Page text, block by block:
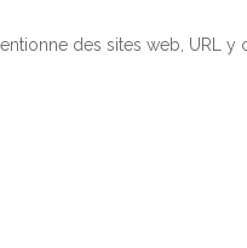
des sites web, URL